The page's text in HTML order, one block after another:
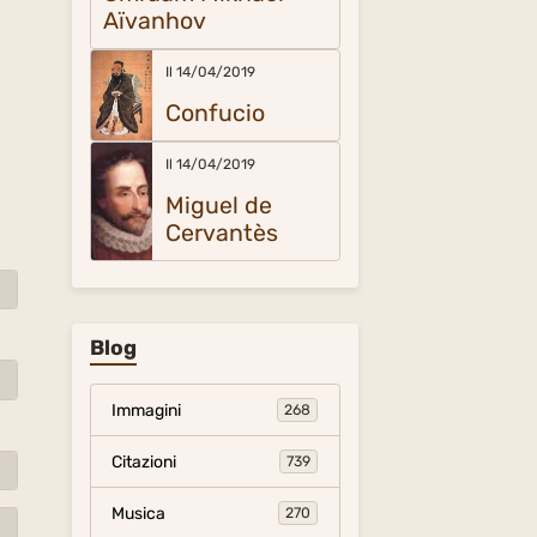
Aïvanhov
Il 14/04/2019
Confucio
Il 14/04/2019
Miguel de
Cervantès
Blog
Immagini 268
Citazioni 739
Musica 270